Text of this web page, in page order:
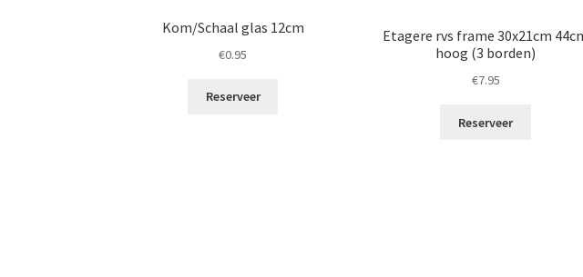
Kom/Schaal glas 12cm
€0.95
Reserveer
Etagere rvs frame 30x21cm
hoog (3 borden)
€7.95
Reserveer